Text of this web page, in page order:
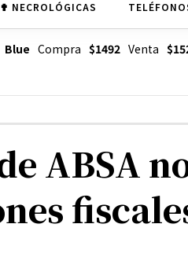
✟ NECROLÓGICAS
Compra $1492Venta
ABSA